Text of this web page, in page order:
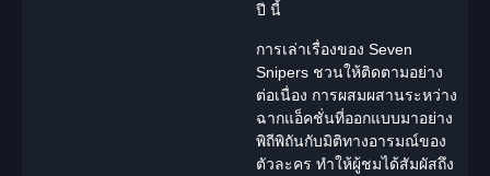
ปี นี้
การเล่าเรื่องของ Seven
Snipers ชวนให้ติดตามอย่าง
ต่อเนื่อง การผสมผสานระหว่าง
ฉากแอ็คชั่นที่ออกแบบมาอย่าง
พิถีพิถันกับมิติทางอารมณ์ของ
ตัวละคร ทำให้ผู้ชมได้สัมผัสถึง